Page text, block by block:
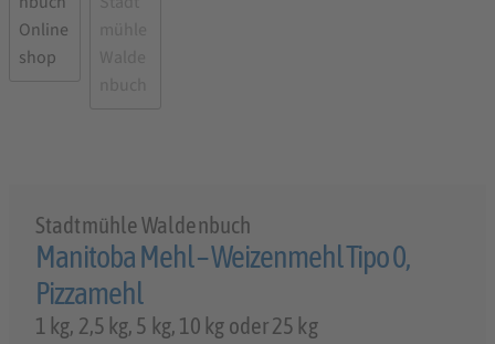
Stadtmühle Waldenbuch
Manitoba Mehl – Weizenmehl Tipo 0,
Pizzamehl
1 kg, 2,5 kg, 5 kg, 10 kg oder 25 kg